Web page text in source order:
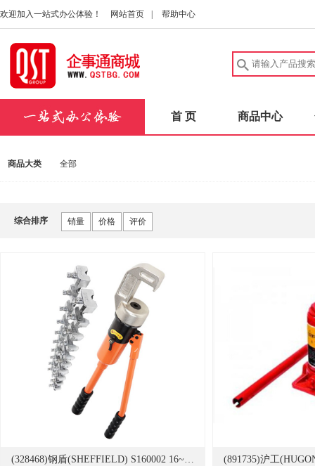
欢迎加入一站式办公体验！ 网站首页 帮助中心
首 页 商品中心
商品大类 全部
综合排序 销量 价格 评价
(328468)钢盾(SHEFFIELD) S160002 16~240mm平方 液压压接钳(单位：把)